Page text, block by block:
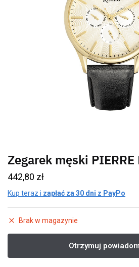
Zegarek męski PIERRE
442,80 zł
Kup teraz i zapłać za 30 dni z PayPo
Brak w magazynie